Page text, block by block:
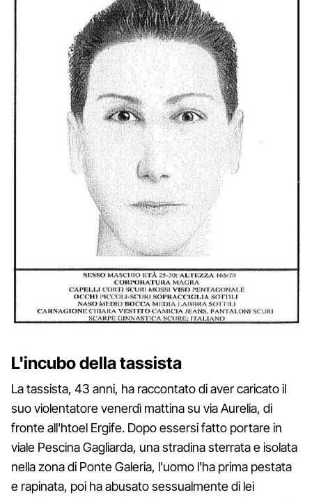
L'incubo della tassista
La tassista, 43 anni, ha raccontato di aver caricato il
suo violentatore venerdì mattina su via Aurelia, di
fronte all'htoel Ergife. Dopo essersi fatto portare in
viale Pescina Gagliarda, una stradina sterrata e isolata
nella zona di Ponte Galeria, l'uomo l'ha prima pestata
e rapinata, poi ha abusato sessualmente di lei